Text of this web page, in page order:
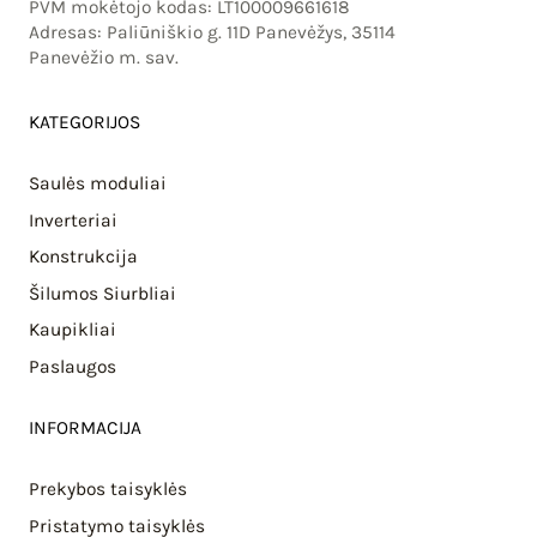
PVM mokėtojo kodas: LT100009661618
Adresas: Paliūniškio g. 11D Panevėžys, 35114
Panevėžio m. sav.
KATEGORIJOS
Saulės moduliai
Inverteriai
Konstrukcija
Šilumos Siurbliai
Kaupikliai
Paslaugos
INFORMACIJA
Prekybos taisyklės
Pristatymo taisyklės